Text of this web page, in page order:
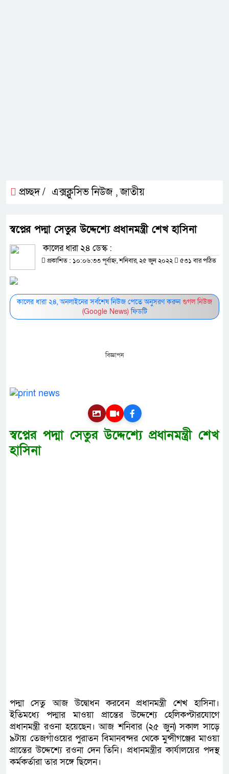
প্রচ্ছদ / এক্সক্লুসিভ নিউজ ,জাতীয়
স্বপ্নের পদ্মা সেতুর উদ্দেশ্যে প্রধানমন্ত্রী শেখ হাসিনা
কালের ধারা ২৪ ডেস্ক :
প্রকাশিত : ১০:০৬:৩৩ পূর্বাহ্ন, শনিবার, ২৫ জুন ২০২২ ৫৩১ বার পঠিত
কালের ধারা ২৪, অনলাইনের সর্বশেষ নিউজ পেতে অনুসরণ করুনগুগল নিউজ
(Google News)ফিডটি
বিজ্ঞাপন
স্বপ্নের পদ্মা সেতুর উদ্দেশ্যে প্রধানমন্ত্রী শেখ
হাসিনা
পদ্মা সেতু আজ উদ্বোধন করবেন প্রধানমন্ত্রী শেখ হাসিনা।
ইতিমধ্যে পদ্মার মাওয়া প্রান্তের উদ্দেশ্যে হেলিকপ্টারযোগে
প্রধানমন্ত্রী রওনা হয়েছেন। আজ শনিবার (২৫ জুন) সকাল সাড়ে
৯টায় তেজগাঁওয়ের পুরাতন বিমানবন্দর থেকে মুন্সীগঞ্জের মাওয়া
প্রান্তের উদ্দেশ্যে রওনা দেন তিনি। প্রধানমন্ত্রীর কার্যালয়ের পদস্থ
কর্মকর্তারা তার সঙ্গে ছিলেন।